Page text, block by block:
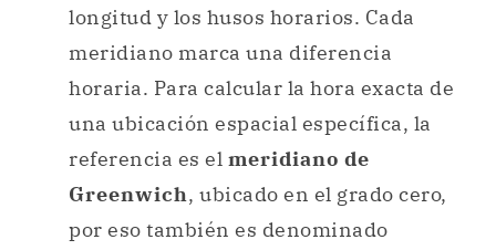
longitud y los husos horarios. Cada
meridiano marca una diferencia
horaria. Para calcular la hora exacta de
una ubicación espacial específica, la
referencia es el meridiano de
Greenwich, ubicado en el grado cero,
por eso también es denominado